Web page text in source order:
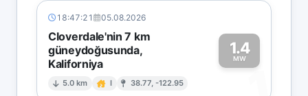
18:47:21 05.08.2026
Cloverdale'nin 7 km
güneydoğusunda,
Kaliforniya
5.0 km I 38.77, -122.95
1.4
MW